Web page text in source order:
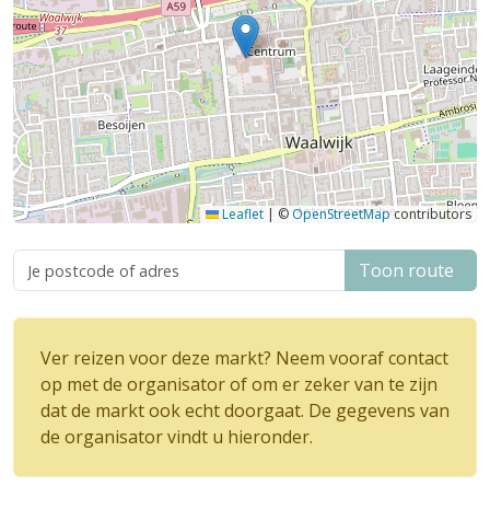
Leaflet | © OpenStreetMapcontributors
Toon route
Ver reizen voor deze markt? Neem vooraf contact
op met de organisator of om er zeker van te zijn
dat de markt ook echt doorgaat. De gegevens van
de organisator vindt u hieronder.